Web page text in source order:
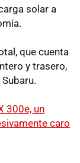
solar a
que cuenta
y trasero,
300e, un
caro